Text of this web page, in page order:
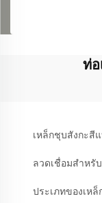
ท่
เหล็กชุบสังกะสี
ลวดเชื่อมสำหรั
ประเภทของเห